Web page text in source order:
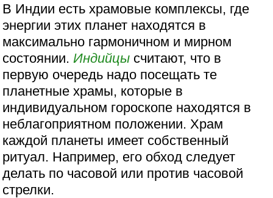
В Индии есть храмовые комплексы, где
энергии этих планет находятся в
максимально гармоничном и мирном
состоянии. Индийцы считают, что в
первую очередь надо посещать те
планетные храмы, которые в
индивидуальном гороскопе находятся в
неблагоприятном положении. Храм
каждой планеты имеет собственный
ритуал. Например, его обход следует
делать по часовой или против часовой
стрелки.